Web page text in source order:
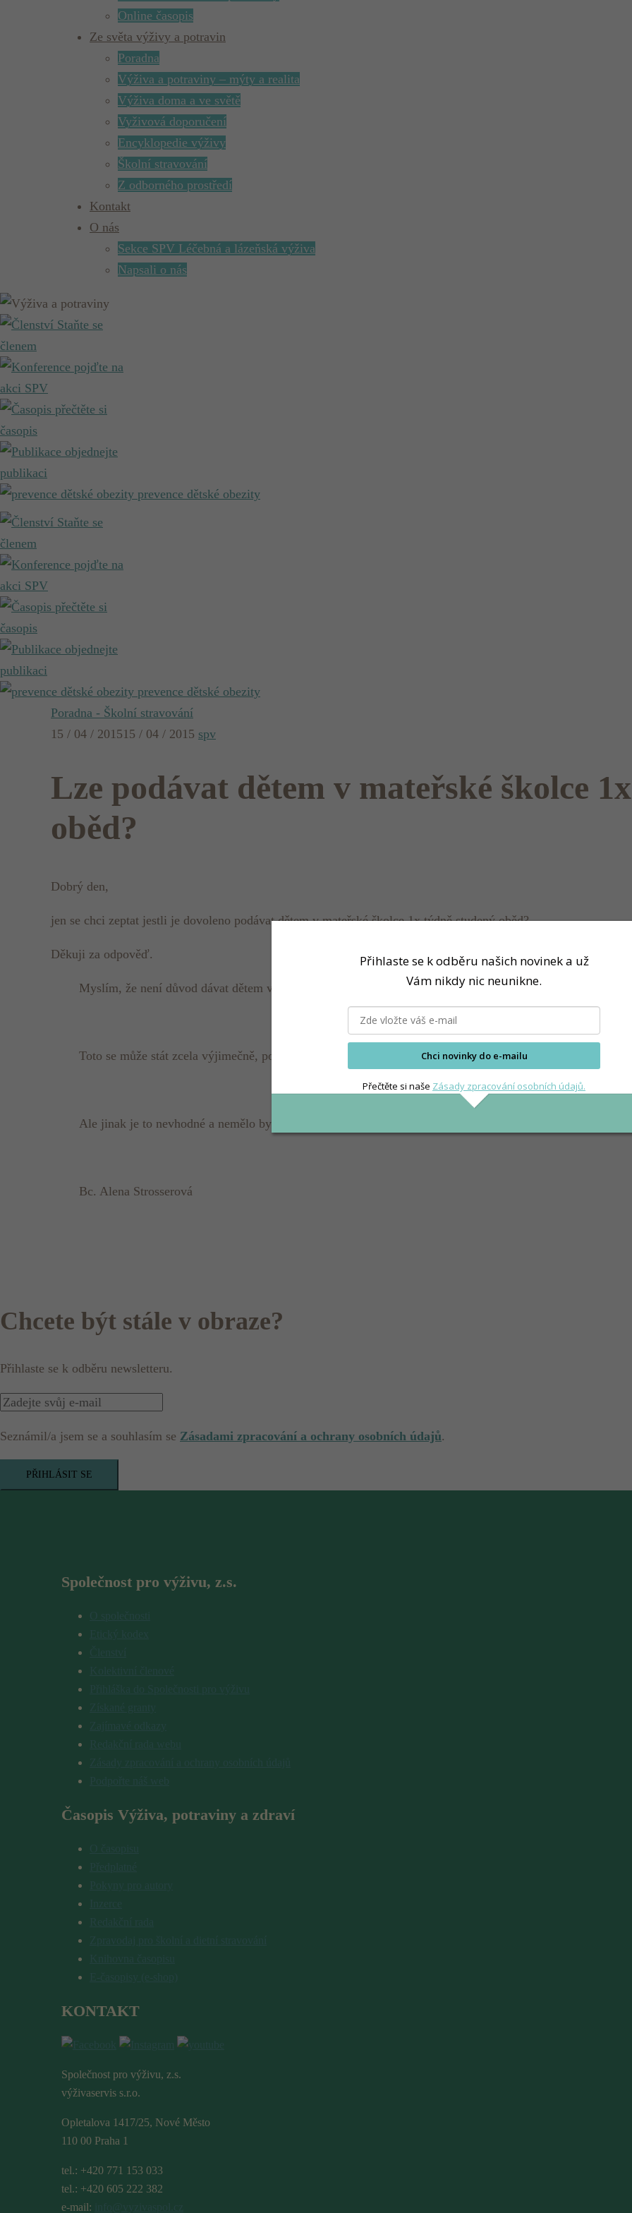
Online časopis
Ze světa výživy a potravin
Poradna
Výživa a potraviny – mýty a realita
Výživa doma a ve světě
Vyživová doporučení
Encyklopedie výživy
Školní stravování
Z odborného prostředí
Kontakt
O nás
Sekce SPV Léčebná a lázeňská výživa
Napsali o nás
Staňte se
členem
pojďte na
akci SPV
přečtěte si
časopis
objednejte
publikaci
prevence dětské obezity
Staňte se
členem
pojďte na
akci SPV
přečtěte si
časopis
objednejte
publikaci
prevence dětské obezity
Poradna - Školní stravování
15 / 04 / 201515 / 04 / 2015 spv
Lze podávat dětem v mateřské školce
oběd?
Dobrý den,
jen se chci zeptat jestli je dovoleno podávat dětem v mateřské školce 1x týdně studený oběd?
Děkuji za odpověď.
Myslím, že není důvod dávat dětem v mateřské škole studený oběd.
Toto se může stát zcela výjimečně, pokud například neteče voda, nejde proud nebo jdou děti mimo
Ale jinak je to nevhodné a nemělo by se to tolerovat.
Bc. Alena Strosserová
Chcete být stále v obraze?
Přihlaste se k odběru newsletteru.
Seznámil/a jsem se a souhlasím se Zásadami zpracování a ochrany osobních údajů.
PŘIHLÁSIT SE
Společnost pro výživu, z.s.
Časopis Výživa, potraviny a zdraví
KONTAKT
Společnost pro výživu, z.s.
výživaservis s.r.o.
Opletalova 1417/25, Nové Město
110 00 Praha 1
tel.: +420 771 153 033
tel.: +420 605 222 382
e-mail:
Přihlaste se k odběru našich novinek a už
Vám nikdy nic neunikne.
Chci novinky do e-mailu
Přečtěte si naše Zásady zpracování osobních údajů.